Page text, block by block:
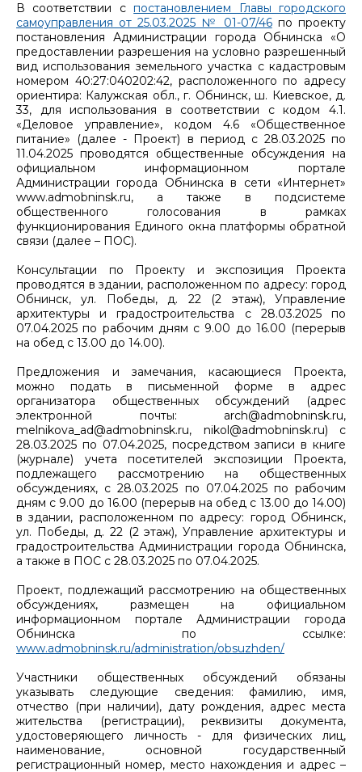
В соответствии спостановлением Главы городского
самоуправления от 25.03.2025 № 01-07/46по проекту
постановления Администрации города Обнинска «О
предоставлении разрешения на условно разрешенный
вид использования земельного участка с кадастровым
номером 40:27:040202:42, расположенного по адресу
ориентира: Калужская обл., г. Обнинск, ш. Киевское, д.
33, для использования в соответствии с кодом 4.1.
«Деловое управление», кодом 4.6 «Общественное
питание» (далее - Проект) в период с 28.03.2025 по
11.04.2025 проводятся общественные обсуждения на
официальном информационном портале
Администрации города Обнинска в сети «Интернет»
www.admobninsk.ru, а также в подсистеме
общественного голосования в рамках
функционирования Единого окна платформы обратной
связи (далее – ПОС).
Консультации по Проекту и экспозиция Проекта
проводятся в здании, расположенном по адресу: город
Обнинск, ул. Победы, д. 22 (2 этаж), Управление
архитектуры и градостроительства с 28.03.2025 по
07.04.2025 по рабочим дням с 9.00 до 16.00 (перерыв
на обед с 13.00 до 14.00).
Предложения и замечания, касающиеся Проекта,
можно подать в письменной форме в адрес
организатора общественных обсуждений (адрес
электронной почты: arch@admobninsk.ru,
melnikova_ad@admobninsk.ru, nikol@admobninsk.ru) с
28.03.2025 по 07.04.2025, посредством записи в книге
(журнале) учета посетителей экспозиции Проекта,
подлежащего рассмотрению на общественных
обсуждениях, с 28.03.2025 по 07.04.2025 по рабочим
дням с 9.00 до 16.00 (перерыв на обед с 13.00 до 14.00)
в здании, расположенном по адресу: город Обнинск,
ул. Победы, д. 22 (2 этаж), Управление архитектуры и
градостроительства Администрации города Обнинска,
а также в ПОС с 28.03.2025 по 07.04.2025.
Проект, подлежащий рассмотрению на общественных
обсуждениях, размещен на официальном
информационном портале Администрации города
Обнинска по ссылке:
www.admobninsk.ru/administration/obsuzhden/
Участники общественных обсуждений обязаны
указывать следующие сведения: фамилию, имя,
отчество (при наличии), дату рождения, адрес места
жительства (регистрации), реквизиты документа,
удостоверяющего личность - для физических лиц,
наименование, основной государственный
регистрационный номер, место нахождения и адрес –